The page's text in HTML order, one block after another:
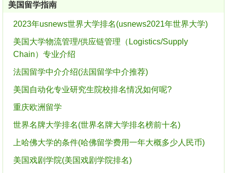
美国留学指南
2023年usnews世界大学排名(usnews2021年世界大学)
美国大学物流管理/供应链管理（Logistics/Supply
Chain）专业介绍
法国留学中介介绍(法国留学中介推荐)
美国自动化专业研究生院校排名情况如何呢?
重庆欧洲留学
世界名牌大学排名(世界名牌大学排名榜前十名)
上哈佛大学的条件(哈佛留学费用一年大概多少人民币)
美国戏剧学院(美国戏剧学院排名)